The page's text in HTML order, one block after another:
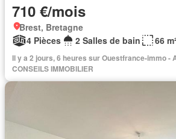
710 €/mois
Brest, Bretagne
4 Pièces
2 Salles de bain 66
Il y a 2 jours, 6 heures sur Ouestfrance-immo -
CONSEILS IMMOBILIER